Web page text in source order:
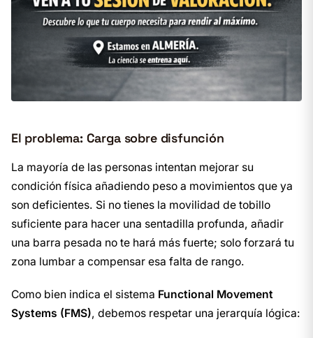
El problema: Carga sobre disfunción
La mayoría de las personas intentan mejorar su
condición física añadiendo peso a movimientos que ya
son deficientes. Si no tienes la movilidad de tobillo
suficiente para hacer una sentadilla profunda, añadir
una barra pesada no te hará más fuerte; solo forzará tu
zona lumbar a compensar esa falta de rango.
Como bien indica el sistema Functional Movement
Systems (FMS), debemos respetar una jerarquía lógica: